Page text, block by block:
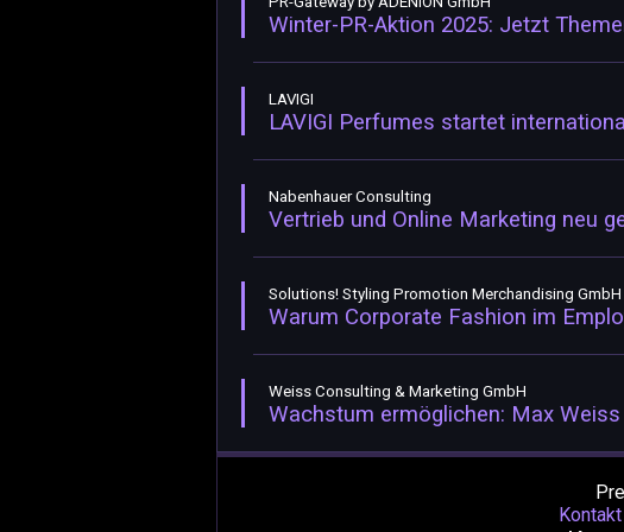
Winter-PR-Aktion 2025: Jetzt
LAVIGI
LAVIGI Perfumes startet
Nabenhauer Consulting
Vertrieb und Online Marketing neu
Solutions! Styling Promotion Merchandising GmbH
Warum Corporate Fashion im
Weiss Consulting & Marketing GmbH
Wachstum ermöglichen: Max
Kontakt